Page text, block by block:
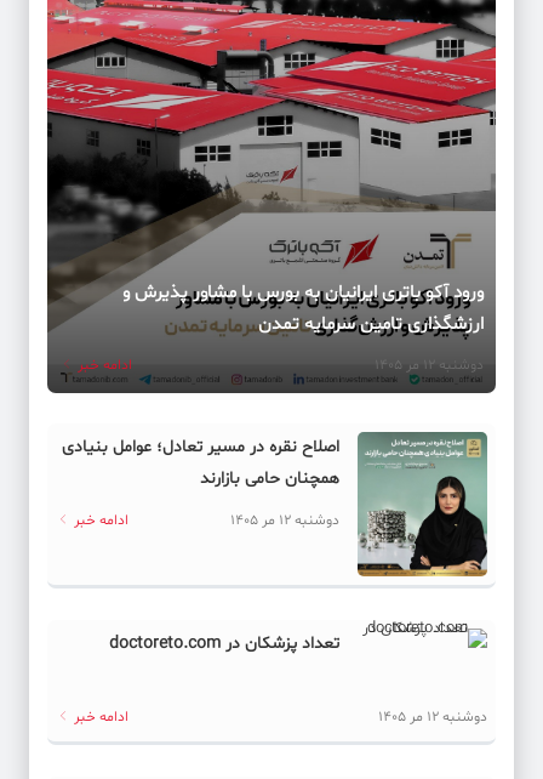
ورود آکو باتری ایرانیان به بورس با مشاور پذیرش و
ارزشگذاری تامین سرمایه تمدن
دوشنبه 12 مر 1405 ادامه خبر
اصلاح نقره در مسیر تعادل؛ عوامل بنیادی
همچنان حامی بازارند
دوشنبه 12 مر 1405 ادامه خبر
تعداد پزشکان در doctoreto.com
دوشنبه 12 مر 1405 ادامه خبر